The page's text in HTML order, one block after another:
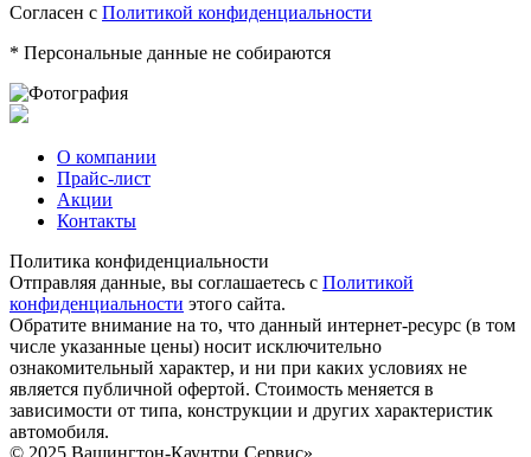
Согласен с Политикой конфиденциальности
* Персональные данные не собираются
О компании
Прайс-лист
Акции
Контакты
Политика конфиденциальности
Отправляя данные, вы соглашаетесь с Политикой
конфиденциальности этого сайта.
Обратите внимание на то, что данный интернет-ресурс (в том
числе указанные цены) носит исключительно
ознакомительный характер, и ни при каких условиях не
является публичной офертой. Стоимость меняется в
зависимости от типа, конструкции и других характеристик
автомобиля.
© 2025 Вашингтон-Каунтри Сервис»